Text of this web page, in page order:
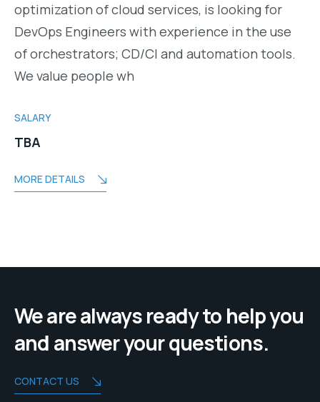
optimization of cloud services, is looking for
DevOps Engineers with experience in the use
of orchestrators; CD/CI and automation tools.
We value people wh
SALARY
TBA
MORE DETAILS
We are always ready to help you
and answer your questions.
CONTACT US